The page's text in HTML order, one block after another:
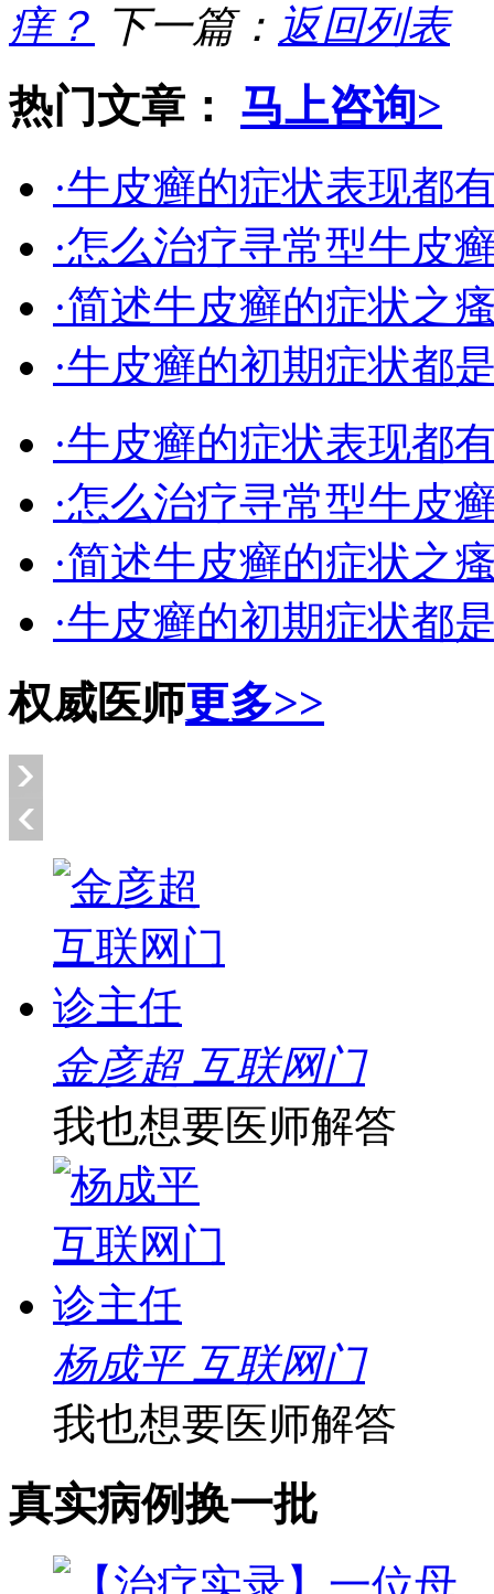
痒？ 下一篇： 返回列表
热门文章： 马上咨询>
·牛皮癣的症状表现都
·怎么治疗寻常型牛皮
·简述牛皮癣的症状之
·牛皮癣的初期症状都
·牛皮癣的症状表现都
·怎么治疗寻常型牛皮
·简述牛皮癣的症状之
·牛皮癣的初期症状都
权威医师更多>>
金彦超 互联网门
我也想要医师解答
杨成平 互联网门
我也想要医师解答
真实病例换一批